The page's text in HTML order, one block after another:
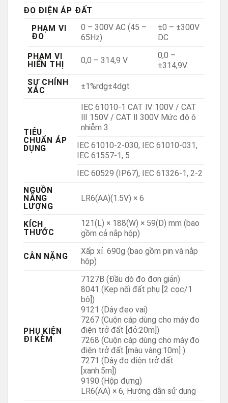
ĐO ĐIỆN ÁP ĐẤT
PHẠM VI
ĐO
0 – 300V AC (45 –
65Hz)
±0 – ±300V
DC
PHẠM VI
HIỂN THỊ
0,0 – 314,9 V
0,0 –
±314,9V
SỰ CHÍNH
XÁC
±1%rdg±4dgt
TIÊU
CHUẨN ÁP
DỤNG
IEC 61010-1 CAT Ⅳ 100V / CAT
Ⅲ 150V / CAT Ⅱ 300V Mức độ ô
nhiễm 3
IEC 61010-2-030, IEC 61010-031,
IEC 61557-1, 5
IEC 60529 (IP67), IEC 61326-1, 2-2
NGUỒN
NĂNG
LƯỢNG
LR6(AA)(1.5V) × 6
KÍCH
THƯỚC
121(L) × 188(W) × 59(D) mm (bao
gồm cả nắp hộp)
CÂN NẶNG
Xấp xỉ. 690g (bao gồm pin và nắp
hộp)
PHỤ KIỆN
ĐI KÈM
7127B (Đầu dò đo đơn giản)
8041 (Kẹp nối đất phụ [2 cọc/1
bộ])
9121 (Dây đeo vai)
7267 (Cuộn cáp dùng cho máy đo
điện trở đất [đỏ:20m])
7268 (Cuộn cáp dùng cho máy đo
điện trở đất [màu vàng:10m] )
7271 (Dây đo điện trở đất
[xanh:5m])
9190 (Hộp đựng)
LR6(AA) × 6, Hướng dẫn sử dụng